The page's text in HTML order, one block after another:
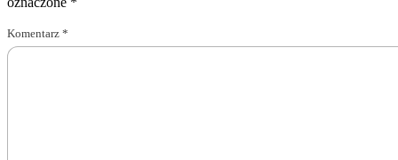
Komentarz *